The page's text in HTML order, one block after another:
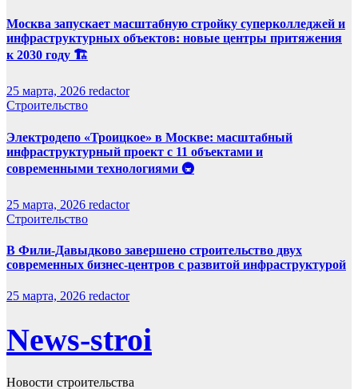
Москва запускает масштабную стройку суперколледжей и
инфраструктурных объектов: новые центры притяжения
к 2030 году 🏗️
25 марта, 2026 redactor
Строительство
Электродепо «Троицкое» в Москве: масштабный
инфраструктурный проект с 11 объектами и
современными технологиями 🚇
25 марта, 2026 redactor
Строительство
В Фили-Давыдково завершено строительство двух
современных бизнес-центров с развитой инфраструктурой
25 марта, 2026 redactor
News-stroi
Новости строительства